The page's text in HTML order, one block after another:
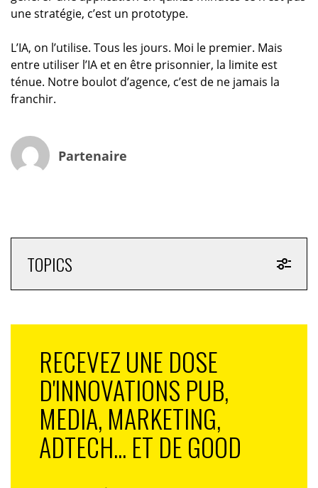
une stratégie, c’est un prototype.
L’IA, on l’utilise. Tous les jours. Moi le premier. Mais
entre utiliser l’IA et en être prisonnier, la limite est
ténue. Notre boulot d’agence, c’est de ne jamais la
franchir.
Partenaire
TOPICS
RECEVEZ UNE DOSE
D'INNOVATIONS PUB,
MEDIA, MARKETING,
ADTECH... ET DE GOOD